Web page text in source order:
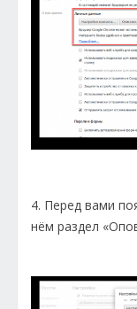
4. Перед вами
нём раздел